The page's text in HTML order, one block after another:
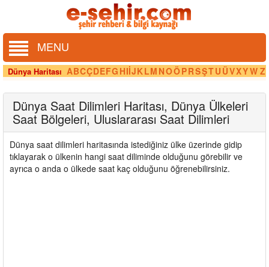
MENU
Dünya Haritası ABCÇDEFG HIİJK LM NOÖPRSŞTU ÜVXYW Z
Dünya Saat Dilimleri Haritası, Dünya Ülkeleri
Saat Bölgeleri, Uluslararası Saat Dilimleri
Dünya saat dilimleri haritasında istediğiniz ülke üzerinde gidip
tıklayarak o ülkenin hangi saat diliminde olduğunu görebilir ve
ayrıca o anda o ülkede saat kaç olduğunu öğrenebilirsiniz.